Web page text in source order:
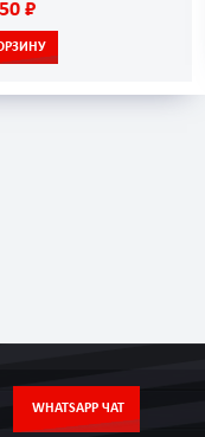
₽
WHATSAPP ЧАТ